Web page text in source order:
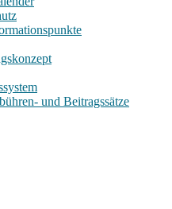
und Beitragssätze